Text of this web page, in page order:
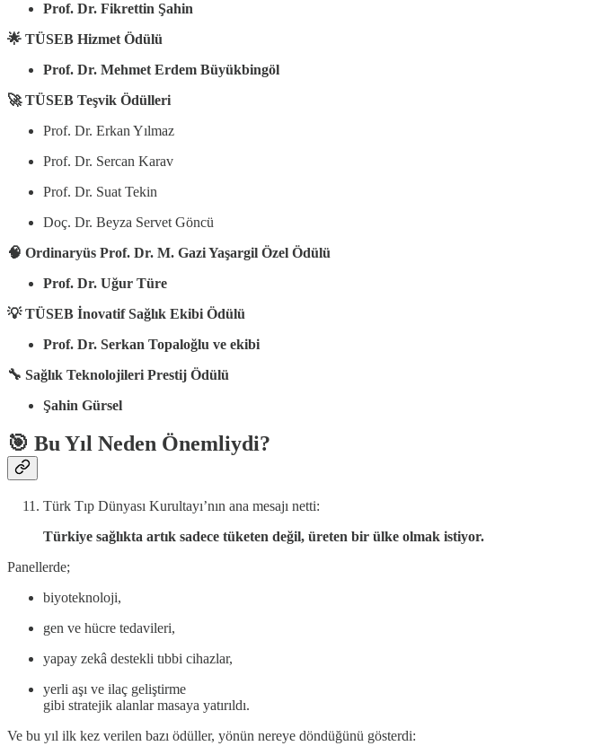
Prof. Dr. Fikrettin Şahin
🌟 TÜSEB Hizmet Ödülü
Prof. Dr. Mehmet Erdem Büyükbingöl
🚀 TÜSEB Teşvik Ödülleri
Prof. Dr. Erkan Yılmaz
Prof. Dr. Sercan Karav
Prof. Dr. Suat Tekin
Doç. Dr. Beyza Servet Göncü
🧠 Ordinaryüs Prof. Dr. M. Gazi Yaşargil Özel Ödülü
Prof. Dr. Uğur Türe
💡 TÜSEB İnovatif Sağlık Ekibi Ödülü
Prof. Dr. Serkan Topaloğlu ve ekibi
🔧 Sağlık Teknolojileri Prestij Ödülü
Şahin Gürsel
🎯 Bu Yıl Neden Önemliydi?
Türk Tıp Dünyası Kurultayı’nın ana mesajı netti:
Türkiye sağlıkta artık sadece tüketen değil, üreten bir ülke olmak istiyor.
Panellerde;
biyoteknoloji,
gen ve hücre tedavileri,
yapay zekâ destekli tıbbi cihazlar,
yerli aşı ve ilaç geliştirme
gibi stratejik alanlar masaya yatırıldı.
Ve bu yıl ilk kez verilen bazı ödüller, yönün nereye döndüğünü gösterdi: